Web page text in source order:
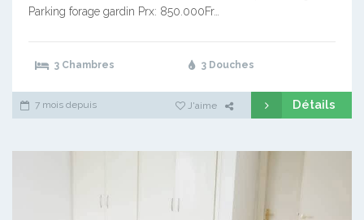
Parking forage gardin Prx: 850.000Fr…
3 Chambres 3 Douches
7 mois depuis J'aime Détails